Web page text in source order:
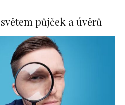
půjček a úvěrů